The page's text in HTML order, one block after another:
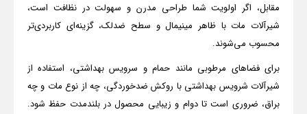
مقابل، اگر اولویت شما طراحی مدرن و سهولت در نظافت است،
شیرآلات مات با ظاهر مینیمال و سطح ضدلک، گزینه‌ای کاربردی‌تر
محسوب می‌شوند.
برای فضاهای مرطوبی مانند حمام و سرویس بهداشتی، استفاده از
شیرآلات شرویس بهداشتی با روکش ضدخوردگی، چه از نوع مات و چه
براق، ضروری است تا دوام و زیبایی محصول در بلندمدت حفظ شود.